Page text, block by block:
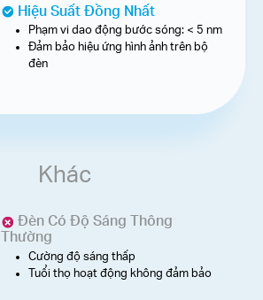
Hiệu Suất Đồng Nhất
Phạm vi dao động bước sóng: < 5 nm
Đảm bảo hiệu ứng hình ảnh trên bộ
đèn
Khác
Đèn Có Độ Sáng Thông
Thường
Cường độ sáng thấp
Tuổi thọ hoạt động không đảm bảo